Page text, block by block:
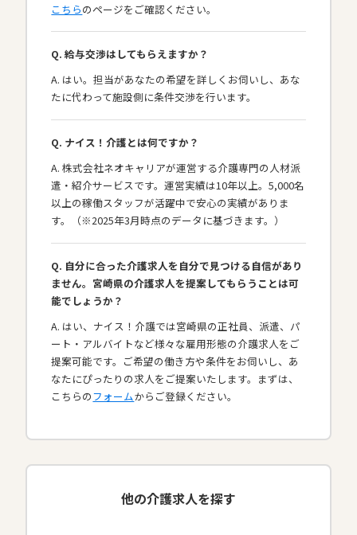
こちらのページをご確認ください。
Q. 給与交渉はしてもらえますか？
A. はい。担当があなたの希望を詳しくお伺いし、あな
たに代わって施設側に条件交渉を行います。
Q. ナイス！介護とは何ですか？
A. 株式会社ネオキャリアが運営する介護専門の人材派
遣・紹介サービスです。運営実績は10年以上。5,000名
以上の稼働スタッフが活躍中で安心の実績がありま
す。（※2025年3月時点のデータに基づきます。）
Q. 自分に合った介護求人を自分で見つける自信があり
ません。宮崎県の介護求人を提案してもらうことは可
能でしょうか？
A. はい、ナイス！介護では宮崎県の正社員、派遣、パ
ート・アルバイトなど様々な雇用形態の介護求人をご
提案可能です。ご希望の働き方や条件をお伺いし、あ
なたにぴったりの求人をご提案いたします。まずは、
こちらのフォームからご登録ください。
他の介護求人を探す